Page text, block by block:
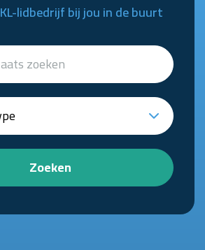
lidbedrijf bij jou in de buurt
Zoeken